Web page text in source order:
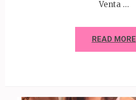
Venta …
READ MORE